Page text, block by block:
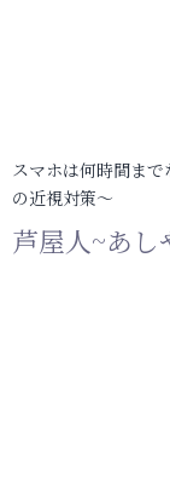
スマホは何時間ま
の近視対策～
芦屋人~あし